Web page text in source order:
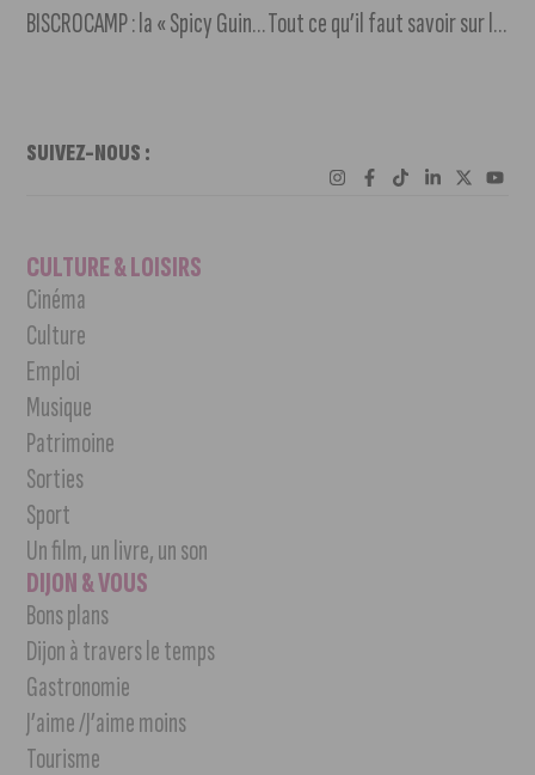
BISCROCAMP : la « Spicy Guinguette » rallume les moteurs à la BA102 ! Tout ce qu’il faut savoir sur le Tour de Côte-d’Or 2026
SUIVEZ-NOUS :
CULTURE & LOISIRS
Cinéma
Culture
Emploi
Musique
Patrimoine
Sorties
Sport
Un film, un livre, un son
DIJON & VOUS
Bons plans
Dijon à travers le temps
Gastronomie
J’aime /J’aime moins
Tourisme